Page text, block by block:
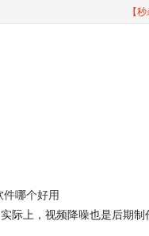
【
哪个好用
际上，视频降噪也是后期